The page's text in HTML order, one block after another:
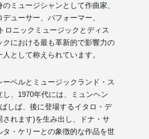
ミュージシャンとして作曲家、
ューサー、パフォーマー、
ロニックミュージックとディス
クにおける最も革新的で影響力の
として称えられています。
ーベルとミュージックランド・ス
し、1970年代には、ミュンヘン
しば、後に登場するイタロ・デ
されます)を生み出し、ドナ・サ
タ・ケリーとの象徴的な作品を世